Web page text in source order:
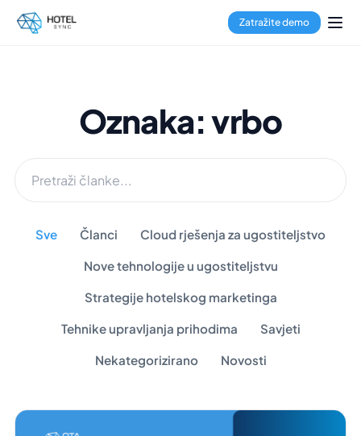
Zatražite demo
Oznaka: vrbo
Sve Članci Cloud rješenja za ugostiteljstvo
Nove tehnologije u ugostiteljstvu
Strategije hotelskog marketinga
Tehnike upravljanja prihodima Savjeti
Nekategorizirano Novosti